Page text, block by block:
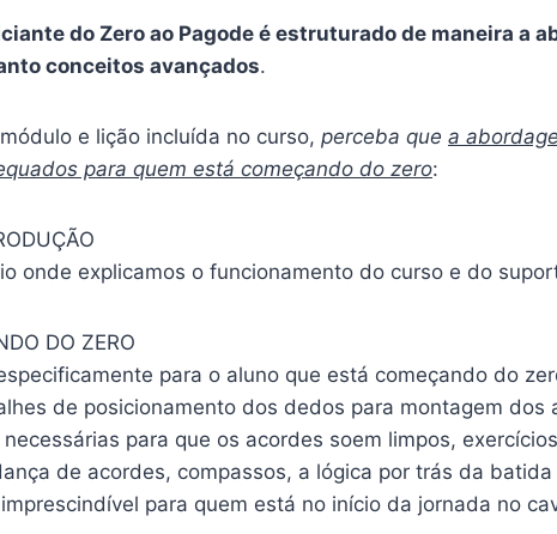
do Zero ao Pagode é estruturado de maneira a
conceitos avançados.
e lição incluída no curso, perceba que a
para quem está começando do zero:
onde explicamos o funcionamento do curso e do
DO ZERO
para o aluno que está começando do
de posicionamento dos dedos para montagem dos
para que os acordes soem limpos,
de acordes, compassos, a lógica por trás da
para quem está no início da jornada no